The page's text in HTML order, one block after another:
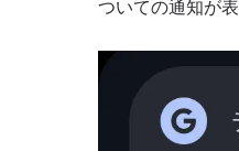
ついての通知が